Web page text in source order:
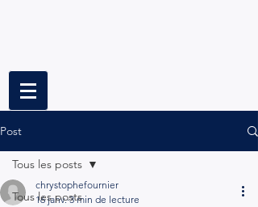
Post
Tous les posts
Tous les posts
chrystophefournier
16 janv. 3 min de lecture